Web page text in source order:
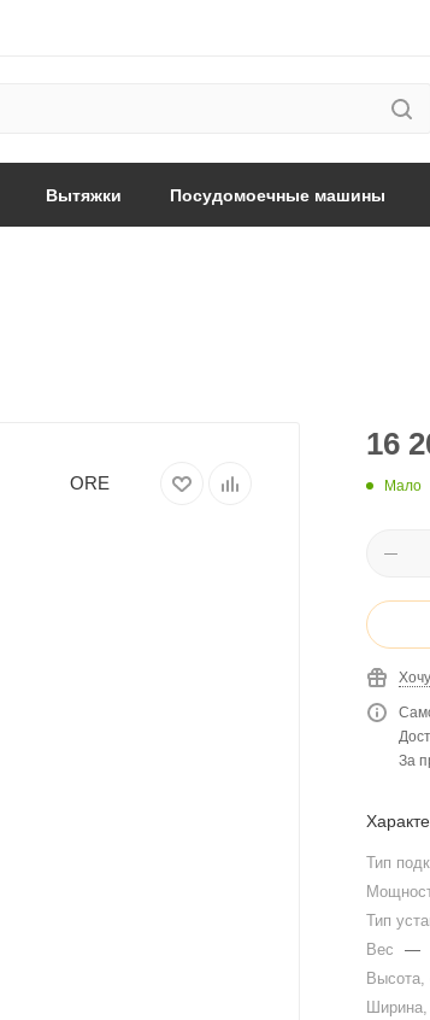
Вытяжки Посудомоечные машины
ORE
16
Мало
За
Тип
Тип
Вес
—
Высота,